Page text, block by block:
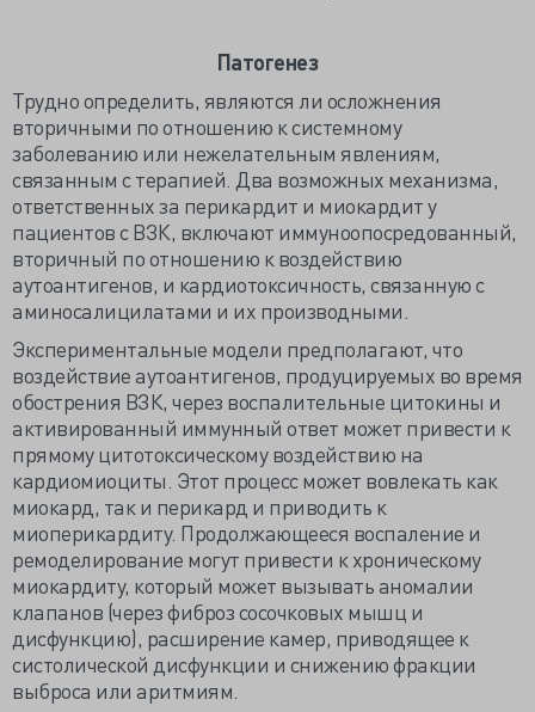
Патогенез
Трудно определить, являются ли осложнения
вторичными по отношению к системному
заболеванию или нежелательным явлениям,
связанным с терапией. Два возможных механизма,
ответственных за перикардит и миокардит у
пациентов с ВЗК, включают иммуноопосредованный,
вторичный по отношению к воздействию
аутоантигенов, и кардиотоксичность, связанную с
аминосалицилатами и их производными.
Экспериментальные модели предполагают, что
воздействие аутоантигенов, продуцируемых во время
обострения ВЗК, через воспалительные цитокины и
активированный иммунный ответ может привести к
прямому цитотоксическому воздействию на
кардиомиоциты. Этот процесс может вовлекать как
миокард, так и перикард и приводить к
миоперикардиту. Продолжающееся воспаление и
ремоделирование могут привести к хроническому
миокардиту, который может вызывать аномалии
клапанов (через фиброз сосочковых мышц и
дисфункцию), расширение камер, приводящее к
систолической дисфункции и снижению фракции
выброса или аритмиям.